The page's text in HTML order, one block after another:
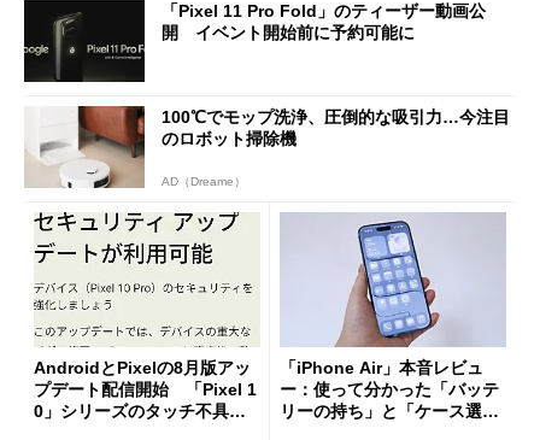
「Pixel 11 Pro Fold」のティーザー動画公
開 イベント開始前に予約可能に
100℃でモップ洗浄、圧倒的な吸引力…今注目
のロボット掃除機
AD（Dreame）
AndroidとPixelの8月版アッ
プデート配信開始 「Pixel 1
0」シリーズのタッチ不具合
「iPhone Air」本音レビュ
ー：使って分かった「バッテ
リーの持ち」と「ケース選